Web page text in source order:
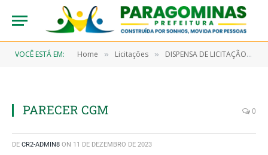
VOCÊ ESTÁ EM: Home » Licitações » DISPENSA DE LICITAÇÃO Nº 7/2023-00005 (AQUISIÇÃO DE GENEROS DE ALIMENTAÇÃO PERECIVEIS E NAO PERECIVEIS, OBJETICANDO ATENDER AS NECESSIDADES DA SECRETARIA MUNICIPAL DE DESENVOLVIMENTO SOCIAL – SEMDES)
PARECER CGM 0
DE CR2-ADMIN8 ON 11 DE DEZEMBRO DE 2023